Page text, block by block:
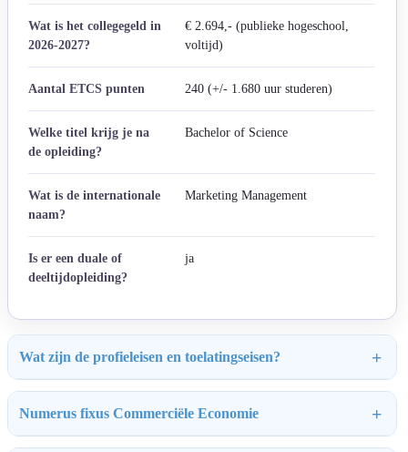
Wat is het collegegeld in
2026-2027?
€ 2.694,- (publieke hogeschool,
voltijd)
Aantal ETCS punten 240 (+/- 1.680 uur studeren)
Welke titel krijg je na
de opleiding?
Bachelor of Science
Wat is de internationale
naam?
Marketing Management
Is er een duale of
deeltijdopleiding?
ja
Wat zijn de profieleisen en toelatingseisen?
Numerus fixus Commerciële Economie